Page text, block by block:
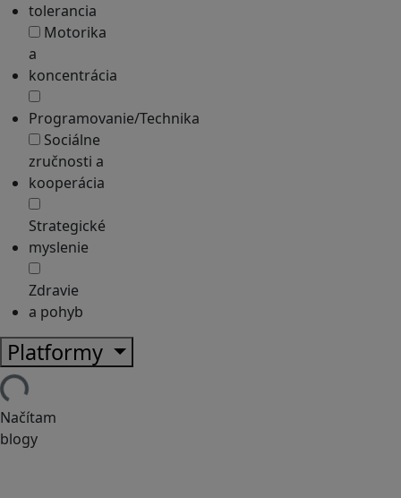
tolerancia
Motorika
a
koncentrácia
Programovanie/Technika
Sociálne
zručnosti a
kooperácia
Strategické
myslenie
Zdravie
a pohyb
Platformy
Načítam
blogy